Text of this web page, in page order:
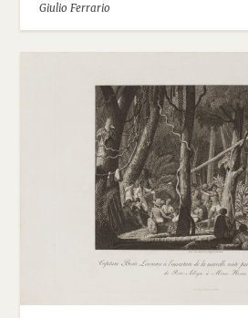
Giulio Ferrario